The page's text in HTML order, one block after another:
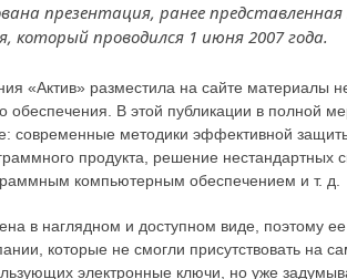
презентация, ранее
который проводился 1 июня 2007 года.
«Актив» разместила на сайте материалы
обеспечения. В этой публикации в полной
современные методики эффективной
продукта, решение нестандартных
компьютерным обеспечением и т. д.
в наглядном и доступном виде, поэтому ее
которые не смогли присутствовать на
электронные ключи, но уже